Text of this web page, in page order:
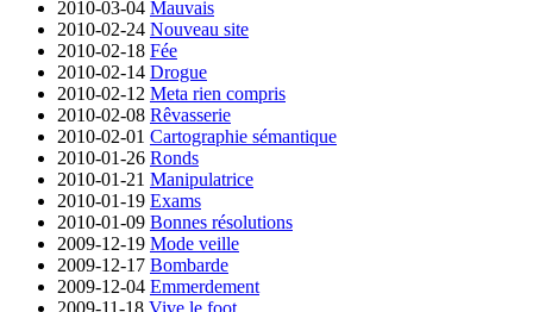
2010-03-04 Mauvais
2010-02-24 Nouveau site
2010-02-18 Fée
2010-02-14 Drogue
2010-02-12 Meta rien compris
2010-02-08 Rêvasserie
2010-02-01 Cartographie sémantique
2010-01-26 Ronds
2010-01-21 Manipulatrice
2010-01-19 Exams
2010-01-09 Bonnes résolutions
2009-12-19 Mode veille
2009-12-17 Bombarde
2009-12-04 Emmerdement
2009-11-18 Vive le foot